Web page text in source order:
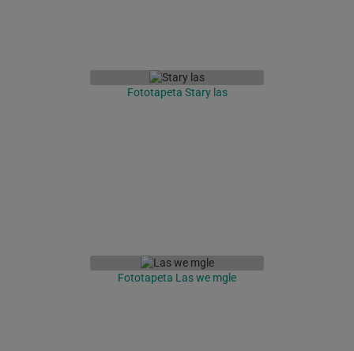
Fototapeta Stary las
Fototapeta Las we mgle